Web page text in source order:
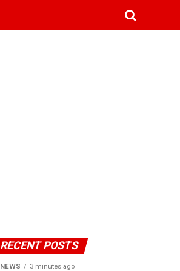
RECENT POSTS
NEWS 3 minutes ago